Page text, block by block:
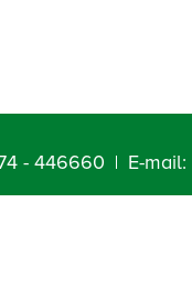
- 446660 E-mail: